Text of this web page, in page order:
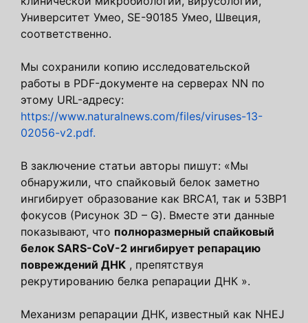
Университет Умео, SE-90185 Умео, Швеция,
соответственно.
Мы сохранили копию исследовательской
работы в PDF-документе на серверах NN по
этому URL-адресу:
https://www.naturalnews.com/files/viruses-13-
02056-v2.pdf.
В заключение статьи авторы пишут: «Мы
обнаружили, что спайковый белок заметно
ингибирует образование как BRCA1, так и 53BP1
фокусов (Рисунок 3D – G). Вместе эти данные
показывают, что полноразмерный спайковый
белок SARS-CoV-2 ингибирует репарацию
повреждений ДНК , препятствуя
рекрутированию белка репарации ДНК ».
Механизм репарации ДНК, известный как NHEJ